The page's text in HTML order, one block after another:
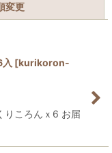
変更
[kurikoron-
ころんｘ6 お届